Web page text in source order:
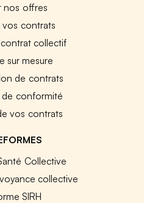
nos offres
vos contrats
collectif
sur mesure
de contrats
conformité
vos contrats
Collective
collective
SIRH